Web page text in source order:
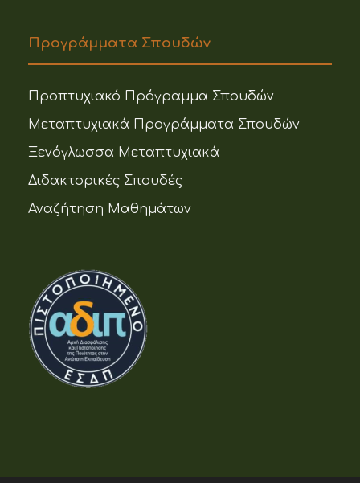
Προγράμματα Σπουδών
Προπτυχιακό Πρόγραμμα Σπουδών
Μεταπτυχιακά Προγράμματα Σπουδών
Ξενόγλωσσα Μεταπτυχιακά
Διδακτορικές Σπουδές
Αναζήτηση Μαθημάτων